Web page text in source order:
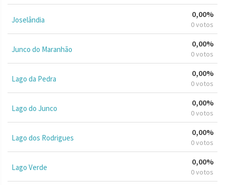
Joselândia
0,00%
0 votos
Junco do Maranhão
0,00%
0 votos
Lago da Pedra
0,00%
0 votos
Lago do Junco
0,00%
0 votos
Lago dos Rodrigues
0,00%
0 votos
Lago Verde
0,00%
0 votos